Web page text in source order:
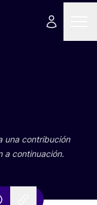
una con­tri­bu­ción
a continuación.